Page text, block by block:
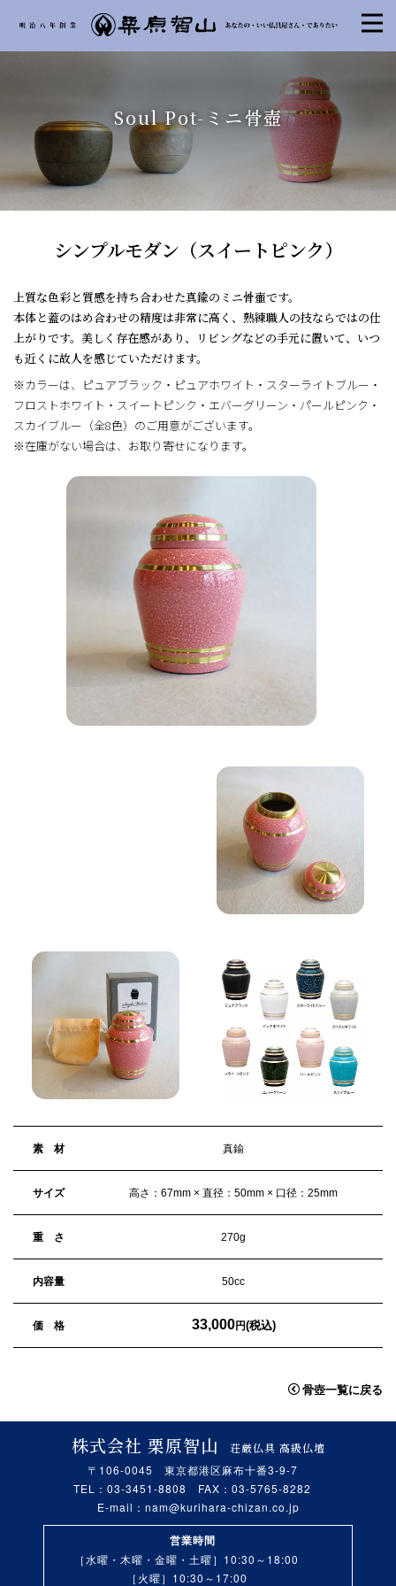
Soul Pot-ミニ骨壺
シンプルモダン（スイートピンク）
上質な色彩と質感を持ち合わせた真鍮のミニ骨壷です。
本体と蓋のはめ合わせの精度は非常に高く、熟練職人の技ならではの仕
上がりです。美しく存在感があり、リビングなどの手元に置いて、いつ
も近くに故人を感じていただけます。
※カラーは、ピュアブラック・ピュアホワイト・スターライトブルー・
フロストホワイト・スイートピンク・エバーグリーン・パールピンク・
スカイブルー（全8色）のご用意がございます。
※在庫がない場合は、お取り寄せになります。
素 材 真鍮
サイズ 高さ：67mm × 直径：50mm × 口径：25mm
重 さ 270g
内容量 50cc
価 格 33,000円(税込)
骨壺一覧に戻る
株式会社 栗原智山
荘厳仏具 高級仏壇
〒106-0045 東京都港区麻布十番3-9-7
TEL：03-3451-8808 FAX：03-5765-8282
E-mail： nam@kurihara-chizan.co.jp
営業時間
［水曜・木曜・金曜・土曜］10:30～18:00
［火曜］10:30～17:00